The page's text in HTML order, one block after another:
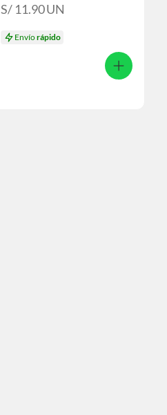
S/ 11.90UN
Envíorápido